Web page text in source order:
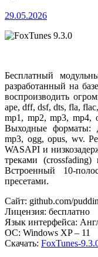
29.05.2026
Бесплатный
разработанный на
воспроизводить
ape, dff, dsf, dts, fla,
mp1, mp2, mp3, mp4,
Выходные форматы:
mp3, ogg, opus, wv.
WASAPI и
треками (crossfading)
Встроенный 10-
пресетами.
Сайт: github.com/
Лицензия: бесплатно
Язык интерфейса:
ОС: Windows XP – 11
Скачать: FoxTunes-